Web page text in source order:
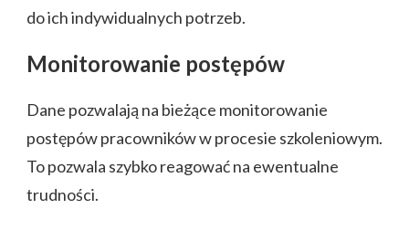
do ich indywidualnych potrzeb.
Monitorowanie postępów
Dane pozwalają na bieżące monitorowanie
postępów pracowników w procesie szkoleniowym.
To pozwala szybko reagować na ewentualne
trudności.